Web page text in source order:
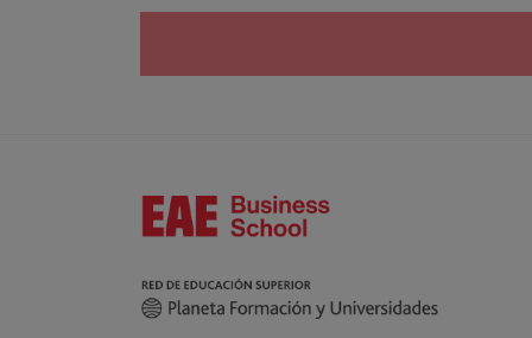
Ud. podrá ejercer los derechos de acceso,
Universitaria, S.L. (Campus BCN) y EAE
. Asimismo, cuando lo considere